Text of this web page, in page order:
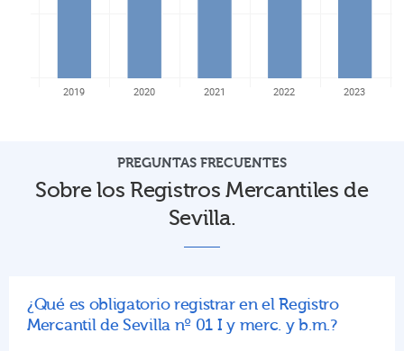
2019 2020 2021 2022 2023
PREGUNTAS FRECUENTES
Sobre los Registros Mercantiles de
Sevilla.
¿Qué es obligatorio registrar en el Registro
Mercantil de Sevilla nº 01 I y merc. y b.m.?